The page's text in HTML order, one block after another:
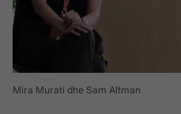
Mira Murati dhe Sam Altman